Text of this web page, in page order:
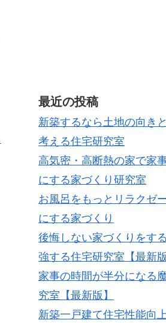
最近の投稿
新築するなら土地の向き
考える住宅研究室
高気密・高断熱の家で家
にする家づくり研究室
お風呂をもっとリラクゼ
にする家づくり
後悔しない家づくりをす
強する住宅研究室【最新版
家事の時間が半分になる
究室【最新版】
新築一戸建て住宅性能向